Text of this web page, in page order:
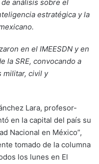
análisis sobre el
estratégica y la
en el IMEESDN y en
la SRE, convocando a
militar, civil y
Lara, profesor-
en la capital del país su
Nacional en México”,
tomado de la columna
los lunes en El